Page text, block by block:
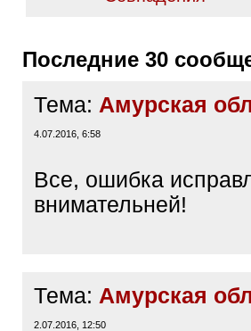
Последние 30
Тема: Амурская
4.07.2016, 6:58
Все, ошибка
внимательней!
Тема: Амурская
2.07.2016, 12:50